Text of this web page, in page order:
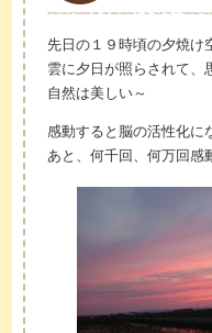
先日の１９時頃の夕焼け
雲に夕日が照らされて、
自然は美しい～
感動すると脳の活性化に
あと、何千回、何万回感